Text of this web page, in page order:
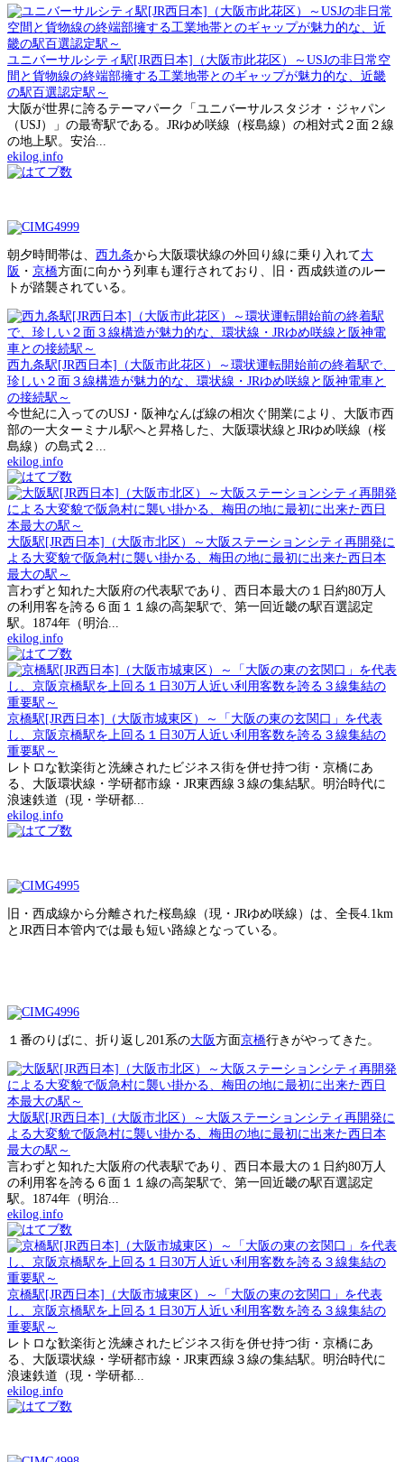
ユニバーサルシティ駅[JR西日本]（大阪市此花区）～USJの非日常空
間と貨物線の終端部擁する工業地帯とのギャップが魅力的な、近畿
の駅百選認定駅～
大阪が世界に誇るテーマパーク「ユニバーサルスタジオ・ジャパン
（USJ）」の最寄駅である。JRゆめ咲線（桜島線）の相対式２面２線
の地上駅。安治...
ekilog.info
朝夕時間帯は、 西九条から大阪環状線の外回り線に乗り入れて大
阪 ・ 京橋方面に向かう列車も運行されており、旧・西成鉄道のルー
トが踏襲されている。
西九条駅[JR西日本]（大阪市此花区）～環状運転開始前の終着駅で、
珍しい２面３線構造が魅力的な、環状線・JRゆめ咲線と阪神電車と
の接続駅～
今世紀に入ってのUSJ・阪神なんば線の相次ぐ開業により、大阪市西
部の一大ターミナル駅へと昇格した、大阪環状線とJRゆめ咲線（桜
島線）の島式２...
ekilog.info
大阪駅[JR西日本]（大阪市北区）～大阪ステーションシティ再開発に
よる大変貌で阪急村に襲い掛かる、梅田の地に最初に出来た西日本
最大の駅～
言わずと知れた大阪府の代表駅であり、西日本最大の１日約80万人
の利用客を誇る６面１１線の高架駅で、第一回近畿の駅百選認定
駅。1874年（明治...
ekilog.info
京橋駅[JR西日本]（大阪市城東区）～「大阪の東の玄関口」を代表
し、京阪京橋駅を上回る１日30万人近い利用客数を誇る３線集結の
重要駅～
レトロな歓楽街と洗練されたビジネス街を併せ持つ街・京橋にあ
る、大阪環状線・学研都市線・JR東西線３線の集結駅。明治時代に
浪速鉄道（現・学研都...
ekilog.info
旧・西成線から分離された桜島線（現・JRゆめ咲線）は、全長4.1km
とJR西日本管内では最も短い路線となっている。
１番のりばに、折り返し201系の大阪方面京橋行きがやってきた。
大阪駅[JR西日本]（大阪市北区）～大阪ステーションシティ再開発に
よる大変貌で阪急村に襲い掛かる、梅田の地に最初に出来た西日本
最大の駅～
言わずと知れた大阪府の代表駅であり、西日本最大の１日約80万人
の利用客を誇る６面１１線の高架駅で、第一回近畿の駅百選認定
駅。1874年（明治...
ekilog.info
京橋駅[JR西日本]（大阪市城東区）～「大阪の東の玄関口」を代表
し、京阪京橋駅を上回る１日30万人近い利用客数を誇る３線集結の
重要駅～
レトロな歓楽街と洗練されたビジネス街を併せ持つ街・京橋にあ
る、大阪環状線・学研都市線・JR東西線３線の集結駅。明治時代に
浪速鉄道（現・学研都...
ekilog.info